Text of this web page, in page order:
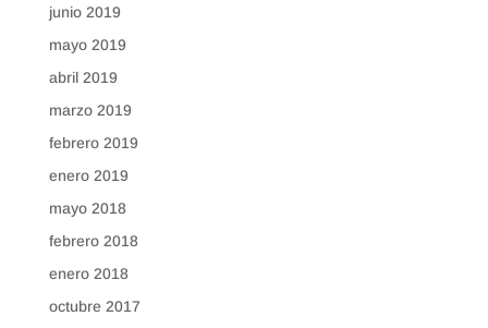
junio 2019
mayo 2019
abril 2019
marzo 2019
febrero 2019
enero 2019
mayo 2018
febrero 2018
enero 2018
octubre 2017